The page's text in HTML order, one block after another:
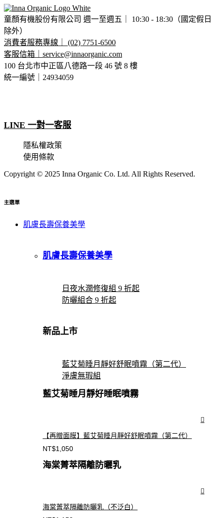
童顏有機股份有限公司 週一至週五｜ 10:30 - 18:30（國定假日
除外）
消費者服務專線｜ (02) 7751-6500
客服信箱｜ service@innaorganic.com
100 台北市中正區八德路一段 46 號 8 樓
統一編號｜24934059
LINE 一對一客服
隱私權政策
使用條款
Copyright © 2025 Inna Organic Co. Ltd. All Rights Reserved.
主選單
肌膚長壽保養美學
肌膚長壽保養美學
日夜水潤修復組 9 折起
防曬組合 9 折起
新品上市
藍艾菊睡月靜好舒眠噴霧（第二代）
淨膚無瑕組
藍艾菊睡月靜好睡眠噴霧
【再贈面膜】藍艾菊睡月靜好舒眠噴霧（第二代）
NT$1,050
海棠菁萃隔離防曬乳
海棠菁萃隔離防曬乳（不泛白）